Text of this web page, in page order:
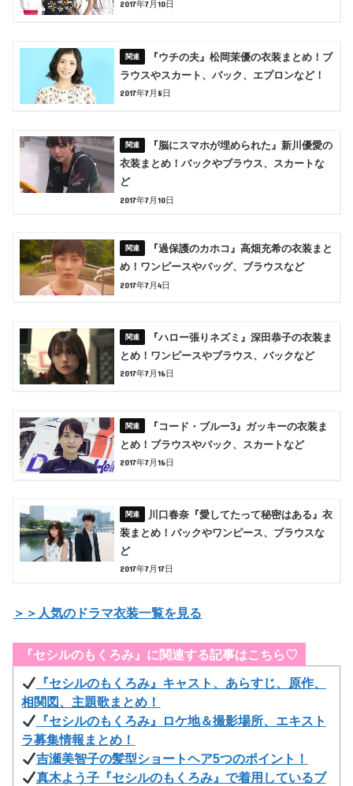
2017年7月10日
『ウチの夫』松岡茉優の衣装まとめ！ブ
ラウスやスカート、バック、エプロンなど！
2017年7月8日
『脳にスマホが埋められた』新川優愛の
衣装まとめ！バックやブラウス、スカートな
ど
2017年7月10日
『過保護のカホコ』高畑充希の衣装まと
め！ワンピースやバッグ、ブラウスなど
2017年7月4日
『ハロー張りネズミ』深田恭子の衣装ま
とめ！ワンピースやブラウス、バックなど
2017年7月16日
『コード・ブルー3』ガッキーの衣装ま
とめ！ブラウスやバック、スカートなど
2017年7月16日
川口春奈『愛してたって秘密はある』衣
装まとめ！バックやワンピース、ブラウスな
ど
2017年7月17日
＞＞人気のドラマ衣装一覧を見る
『セシルのもくろみ』に関連する記事はこちら♡
『セシルのもくろみ』キャスト、あらすじ、原作、
相関図、主題歌まとめ！
『セシルのもくろみ』ロケ地＆撮影場所、エキスト
ラ募集情報まとめ！
吉瀬美智子の髪型ショートヘア5つのポイント！
真木よう子『セシルのもくろみ』で着用しているブ